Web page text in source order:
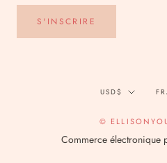
S'INSCRIRE
Devise
USD$
©
Commerce électronique